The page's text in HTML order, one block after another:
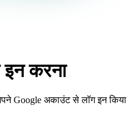
करना
Google अकाउंट से लॉग इन किया